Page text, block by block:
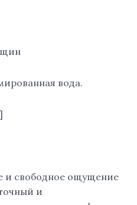
вода.
и свободное ощущение
и